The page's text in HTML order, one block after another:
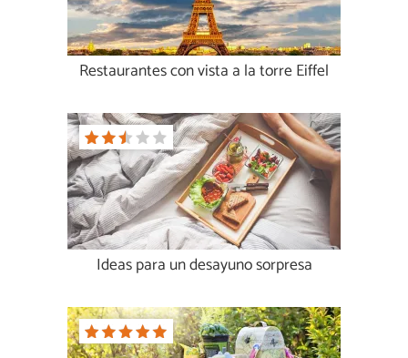
Restaurantes con vista a la torre Eiffel
Ideas para un desayuno sorpresa